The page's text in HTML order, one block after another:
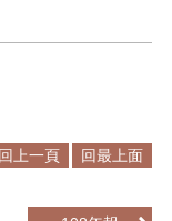
回上一頁 回最上面